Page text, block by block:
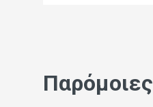
Παρόμοιες